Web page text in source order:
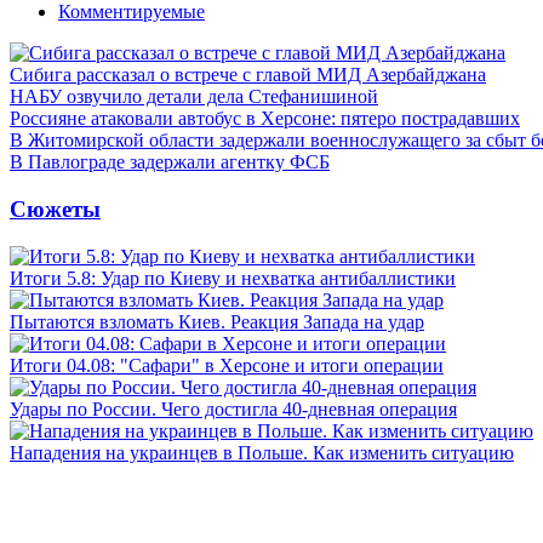
Комментируемые
Сибига рассказал о встрече с главой МИД Азербайджана
НАБУ озвучило детали дела Стефанишиной
Россияне атаковали автобус в Херсоне: пятеро пострадавших
В Житомирской области задержали военнослужащего за сбыт
В Павлограде задержали агентку ФСБ
Сюжеты
Итоги 5.8: Удар по Киеву и нехватка антибаллистики
Пытаются взломать Киев. Реакция Запада на удар
Итоги 04.08: "Сафари" в Херсоне и итоги операции
Удары по России. Чего достигла 40-дневная операция
Нападения на украинцев в Польше. Как изменить ситуацию